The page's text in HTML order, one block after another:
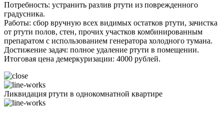
Потребность: устранить разлив ртути из поврежденного
градусника.
Работы: сбор вручную всех видимых остатков ртути, зачистка
от ртути полов, стен, прочих участков комбинированным
препаратом с использованием генератора холодного тумана.
Достижение задач: полное удаление ртути в помещении.
Итоговая цена демеркуризации: 4000 рублей.
Ликвидация ртути в однокомнатной квартире